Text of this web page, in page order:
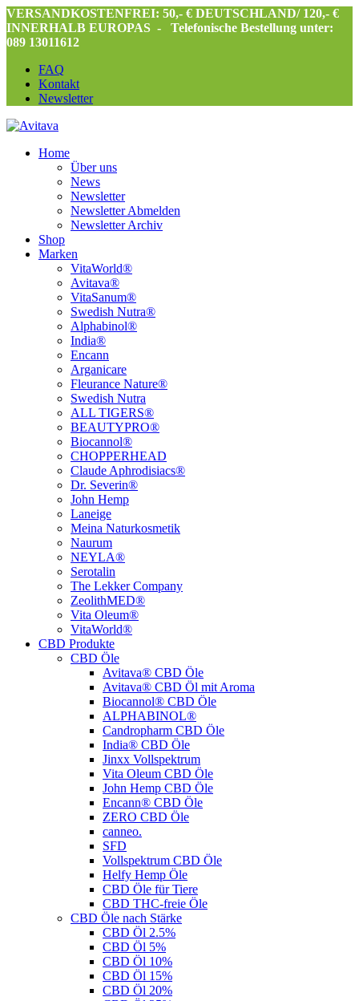
VERSANDKOSTENFREI: 50,- € DEUTSCHLAND/ 120,- €
INNERHALB EUROPAS -
Telefonische Bestellung unter:
089 13011612
FAQ
Kontakt
Newsletter
Home
Über uns
News
Newsletter
Newsletter Abmelden
Newsletter Archiv
Shop
Marken
VitaWorld®
Avitava®
VitaSanum®
Swedish Nutra®
Alphabinol®
India®
Encann
Arganicare
Fleurance Nature®
Swedish Nutra
ALL TIGERS®
BEAUTYPRO®
Biocannol®
CHOPPERHEAD
Claude Aphrodisiacs®
Dr. Severin®
John Hemp
Laneige
Meina Naturkosmetik
Naurum
NEYLA®
Serotalin
The Lekker Company
ZeolithMED®
Vita Oleum®
VitaWorld®
CBD Produkte
CBD Öle
Avitava® CBD Öle
Avitava® CBD Öl mit Aroma
Biocannol® CBD Öle
ALPHABINOL®
Candropharm CBD Öle
India® CBD Öle
Jinxx Vollspektrum
Vita Oleum CBD Öle
John Hemp CBD Öle
Encann® CBD Öle
ZERO CBD Öle
canneo.
SFD
Vollspektrum CBD Öle
Helfy Hemp Öle
CBD Öle für Tiere
CBD THC-freie Öle
CBD Öle nach Stärke
CBD Öl 2.5%
CBD Öl 5%
CBD Öl 10%
CBD Öl 15%
CBD Öl 20%